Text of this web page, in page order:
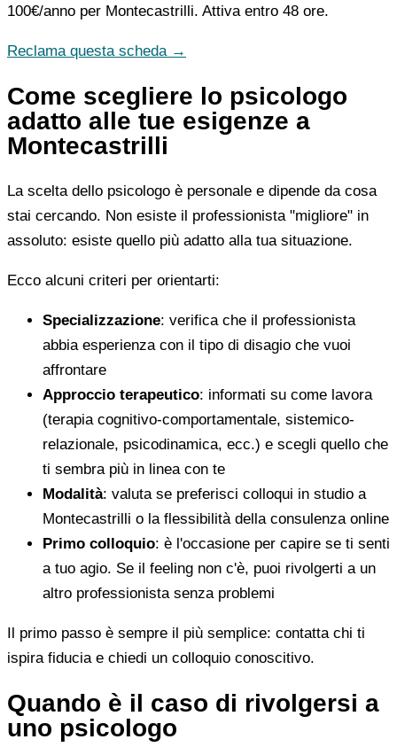
100€/anno per Montecastrilli. Attiva entro 48 ore.
Reclama questa scheda →
Come scegliere lo psicologo
adatto alle tue esigenze a
Montecastrilli
La scelta dello psicologo è personale e dipende da cosa
stai cercando. Non esiste il professionista "migliore" in
assoluto: esiste quello più adatto alla tua situazione.
Ecco alcuni criteri per orientarti:
Specializzazione: verifica che il professionista
abbia esperienza con il tipo di disagio che vuoi
affrontare
Approccio terapeutico: informati su come lavora
(terapia cognitivo-comportamentale, sistemico-
relazionale, psicodinamica, ecc.) e scegli quello che
ti sembra più in linea con te
Modalità: valuta se preferisci colloqui in studio a
Montecastrilli o la flessibilità della consulenza online
Primo colloquio: è l'occasione per capire se ti senti
a tuo agio. Se il feeling non c'è, puoi rivolgerti a un
altro professionista senza problemi
Il primo passo è sempre il più semplice: contatta chi ti
ispira fiducia e chiedi un colloquio conoscitivo.
Quando è il caso di rivolgersi a
uno psicologo